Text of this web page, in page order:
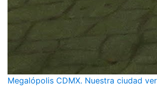
Megalópolis CDMX. Nuestra ciudad